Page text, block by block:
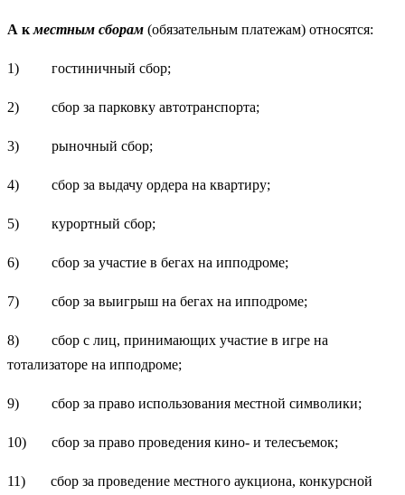
А кместным сборам (обязательным платежам) относятся:
1) гостиничный сбор;
2) сбор за парковку автотранспорта;
3) рыночный сбор;
4) сбор за выдачу ордера на квартиру;
5) курортный сбор;
6) сбор за участие в бегах на ипподроме;
7) сбор за выигрыш на бегах на ипподроме;
8) сбор с лиц, принимающих участие в игре на
тотализаторе на ипподроме;
9) сбор за право использования местной символики;
10) сбор за право проведения кино- и телесъемок;
11) сбор за проведение местного аукциона, конкурсной